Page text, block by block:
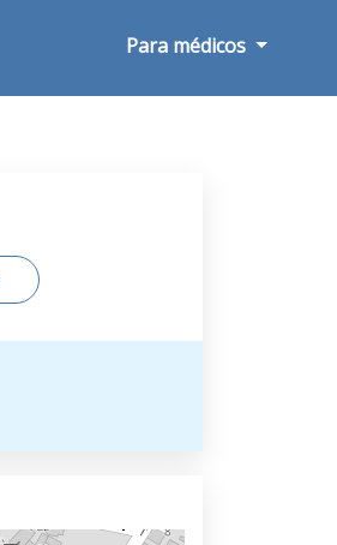
Para médicos